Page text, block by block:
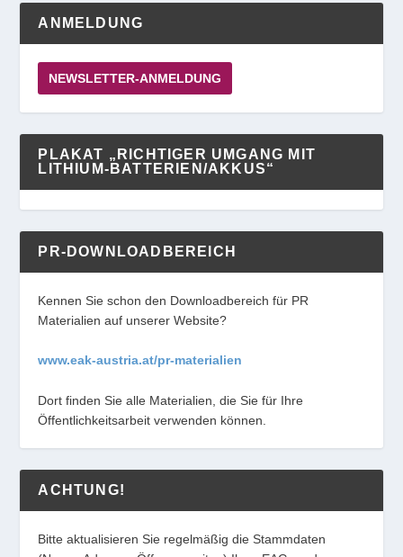
ANMELDUNG
NEWSLETTER-ANMELDUNG
PLAKAT „RICHTIGER UMGANG MIT
LITHIUM-BATTERIEN/AKKUS“
PR-DOWNLOADBEREICH
Kennen Sie schon den Downloadbereich für PR
Materialien auf unserer Website?
www.eak-austria.at/pr-materialien
Dort finden Sie alle Materialien, die Sie für Ihre
Öffentlichkeitsarbeit verwenden können.
ACHTUNG!
Bitte aktualisieren Sie regelmäßig die Stammdaten